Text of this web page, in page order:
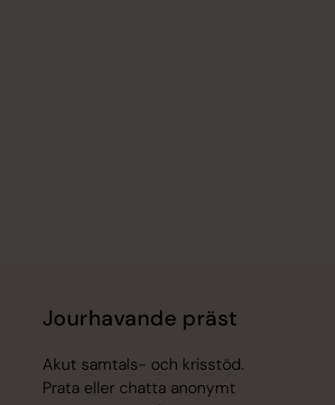
Jourhavande präst
Akut samtals- och krisstöd.
Prata eller chatta anonymt